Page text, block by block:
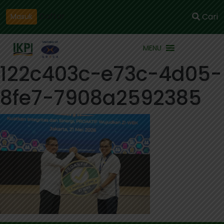
Masuk Cari
MENU
122c403c-e73c-4d05-
8fe7-7908a2592385